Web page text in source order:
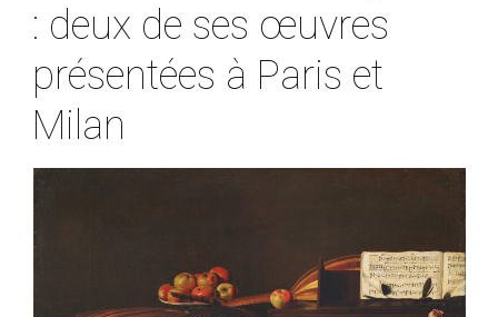
: deux de ses œuvres
présentées à Paris et
Milan